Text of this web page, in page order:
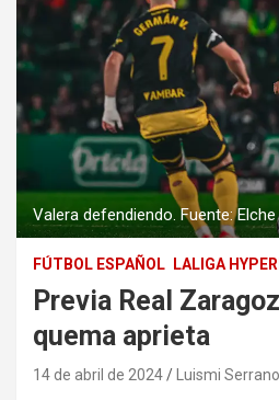
Valera defendiendo. Fuente: Elche
FÚTBOL ESPAÑOL LALIGA
Previa Real
quema aprieta
14 de abril de 2024 Luismi Serrano